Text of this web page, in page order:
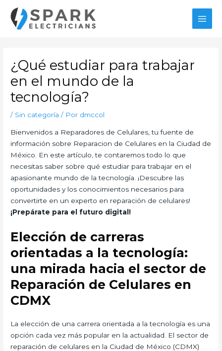
contenido
¿Qué estudiar para trabajar
en el mundo de la
tecnología?
/ Sin categoría / Por dmccol
Bienvenidos a Reparadores de Celulares, tu fuente de
información sobre Reparacion de Celulares en la Ciudad de
México. En este artículo, te contaremos todo lo que
necesitas saber sobre qué estudiar para trabajar en el
apasionante mundo de la tecnología. ¡Descubre las
oportunidades y los conocimientos necesarios para
convertirte en un experto en reparación de celulares!
¡Prepárate para el futuro digital!
Elección de carreras
orientadas a la tecnología:
una mirada hacia el sector de
Reparación de Celulares en
CDMX
La elección de una carrera orientada a la tecnología es una
opción cada vez más popular en la actualidad. El sector de
reparación de celulares en la Ciudad de México (CDMX)